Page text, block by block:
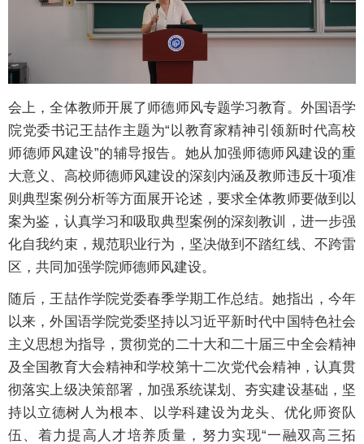
会上，全体教师开展了师德师风专题学习教育。外国语学
院党委书记王喆作主题为“以教育家精神引领新时代高校
师德师风建设”的辅导报告。她从加强师德师风建设的重
大意义、高校师德师风建设的深刻内涵及教师违反十项准
则典型案例分析等方面展开论述，要求全体教师要做到以
案为鉴，认真学习和吸取典型案例的深刻教训，进一步强
化自我约束，规范职业行为，坚决做到不踏红线、不跨雷
区，共同加强学院师德师风建设。
随后，王喆作学院党委春季学期工作总结。她指出，今年
以来，外国语学院党委坚持以习近平新时代中国特色社会
主义思想为指导，贯彻党的二十大和二十届三中全会精神
及全国教育大会精神和学校第十二次党代会精神，认真贯
彻落实上级决策部署，加强系统谋划、夯实建设基础，坚
持以立德树人为根本、以学科建设为龙头、优化师资队
伍、着力提高人才培养质量，努力实现“一融双高三拓